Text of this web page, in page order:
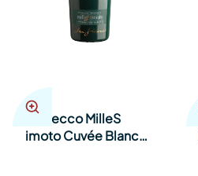
Prosecco MilleS
imoto Cuvée Blanc